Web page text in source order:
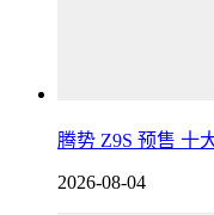
腾势 Z9S 预售 十
2026-08-04